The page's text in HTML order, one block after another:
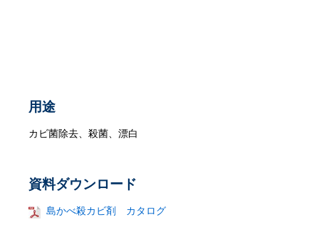
用途
カビ菌除去、殺菌、漂白
資料ダウンロード
島かべ殺カビ剤 カタログ